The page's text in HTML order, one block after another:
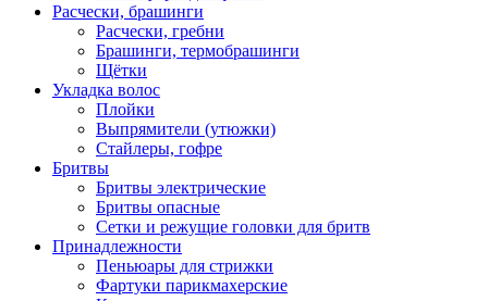
Расчески, брашинги
Расчески, гребни
Брашинги, термобрашинги
Щётки
Укладка волос
Плойки
Выпрямители (утюжки)
Стайлеры, гофре
Бритвы
Бритвы электрические
Бритвы опасные
Сетки и режущие головки для бритв
Принадлежности
Пеньюары для стрижки
Фартуки парикмахерские